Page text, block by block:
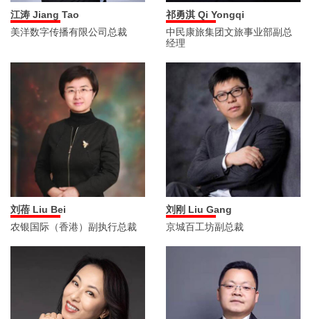
江涛 Jiang Tao
美洋数字传播有限公司总裁
祁勇淇 Qi Yongqi
中民康旅集团文旅事业部副总
经理
刘蓓 Liu Bei
农银国际（香港）副执行总裁
刘刚 Liu Gang
京城百工坊副总裁